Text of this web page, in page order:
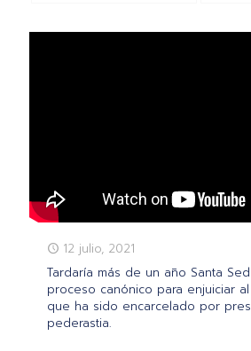
12 julio, 2021
Tardaría más de un año Santa
proceso canónico para enjuiciar
que ha sido encarcelado por
pederastia.